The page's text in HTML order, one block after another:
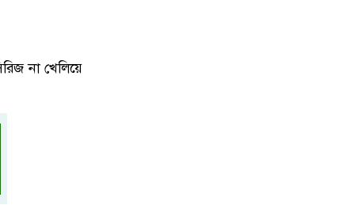
না খেলিয়ে